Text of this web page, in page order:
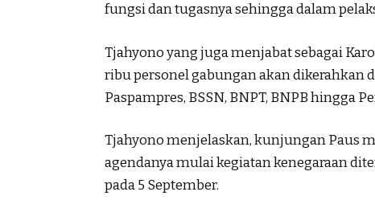
fungsi dan tugasnya sehingga dalam
Tjahyono yang juga menjabat sebagai
ribu personel gabungan akan dikerahkan
Paspampres, BSSN, BNPT, BNPB hingga
Tjahyono menjelaskan, kunjungan Paus
agendanya mulai kegiatan kenegaraan
pada 5 September.